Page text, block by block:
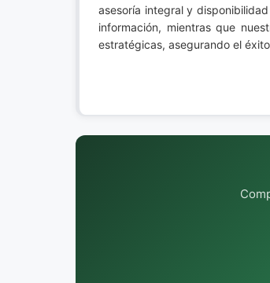
asesoría integral y
información, mientras que
estratégicas, asegurando el